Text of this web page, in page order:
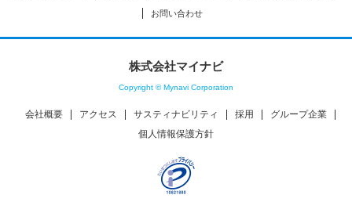
お問い合わせ
株式会社マイナビ
Copyright © Mynavi Corporation
会社概要 アクセス サスティナビリティ 採用
グループ企業
個人情報保護方針